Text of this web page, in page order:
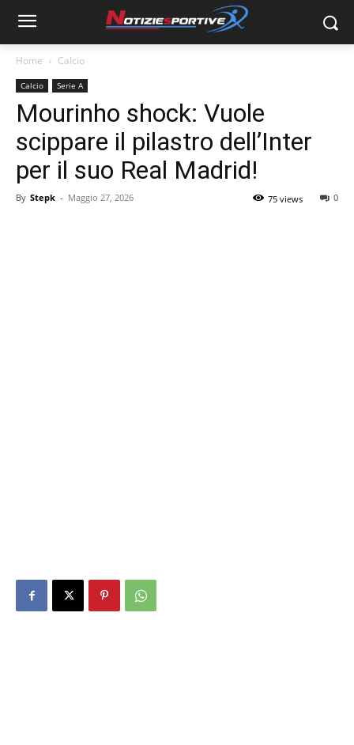
Home Calcio
Calcio Serie A
Mourinho shock: Vuole
scippare il pilastro dell’Inter
per il suo Real Madrid!
By Stepk - Maggio 27, 2026 0
75 views